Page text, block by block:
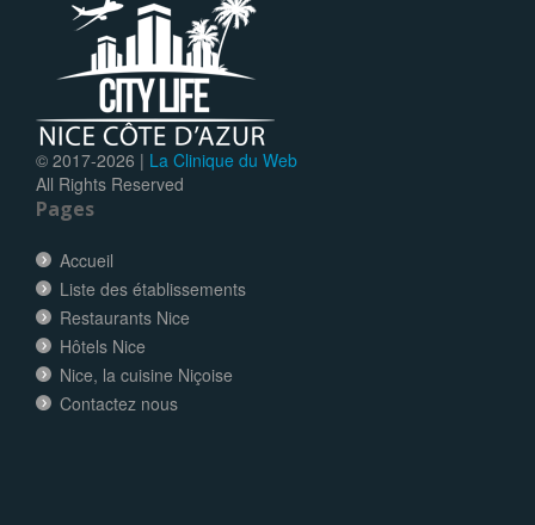
© 2017-2026 | La Clinique du Web
All Rights Reserved
Pages
Accueil
Liste des établissements
Restaurants Nice
Hôtels Nice
Nice, la cuisine Niçoise
Contactez nous